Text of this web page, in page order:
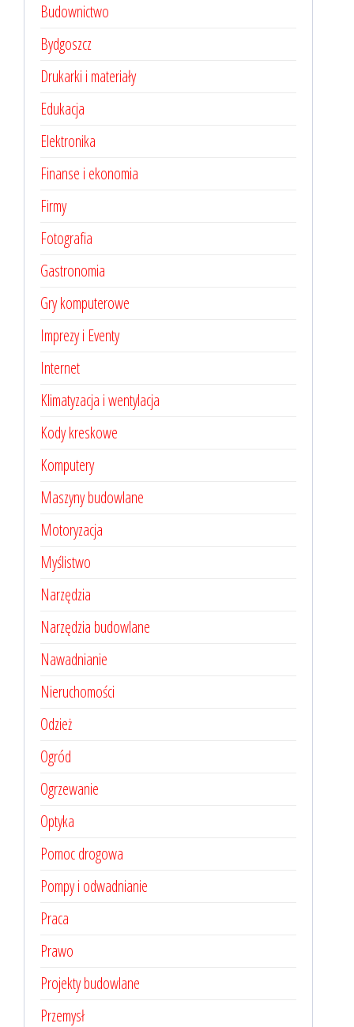
Budownictwo
Bydgoszcz
Drukarki i materiały
Edukacja
Elektronika
Finanse i ekonomia
Firmy
Fotografia
Gastronomia
Gry komputerowe
Imprezy i Eventy
Internet
Klimatyzacja i wentylacja
Kody kreskowe
Komputery
Maszyny budowlane
Motoryzacja
Myślistwo
Narzędzia
Narzędzia budowlane
Nawadnianie
Nieruchomości
Odzież
Ogród
Ogrzewanie
Optyka
Pomoc drogowa
Pompy i odwadnianie
Praca
Prawo
Projekty budowlane
Przemysł